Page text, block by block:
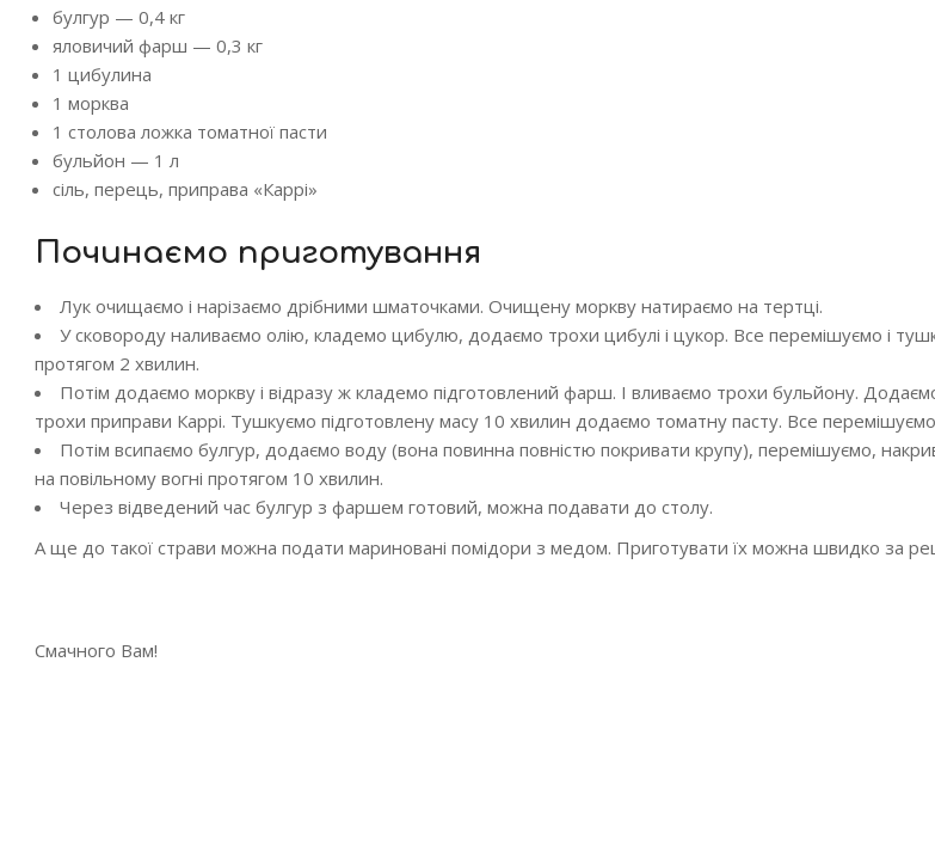
булгур — 0,4 кг
яловичий фарш — 0,3 кг
1 цибулина
1 морква
1 столова ложка томатної пасти
бульйон — 1 л
сіль, перець, приправа «Каррі»
Починаємо приготування
Лук очищаємо і нарізаємо дрібними шматочками. Очищену моркву натираємо на тертці.
У сковороду наливаємо олію, кладемо цибулю, додаємо трохи цибулі і цукор. Все перемішуємо і
протягом 2 хвилин.
Потім додаємо моркву і відразу ж кладемо підготовлений фарш. І вливаємо трохи бульйону.
трохи приправи Каррі. Тушкуємо підготовлену масу 10 хвилин додаємо томатну пасту. Все
Потім всипаємо булгур, додаємо воду (вона повинна повністю покривати крупу), перемішуємо,
на повільному вогні протягом 10 хвилин.
Через відведений час булгур з фаршем готовий, можна подавати до столу.
А ще до такої страви можна подати мариновані помідори з медом. Приготувати їх можна швидко за
Смачного Вам!